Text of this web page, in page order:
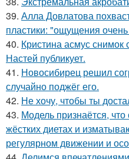
39. Алла Довлатова
пластики: "ощущения
40. Кристина асмус снимок
Настей публикует.
41. Новосибирец решил
случайно поджёг его.
42. Не хочу, чтобы ты
43. Модель признаётся, что
жёстких диетах и
регулярном движении и